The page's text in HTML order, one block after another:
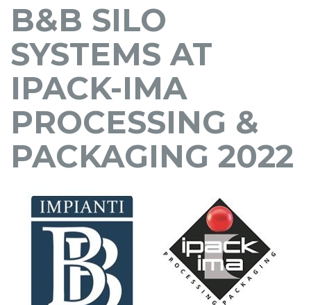
B&B SILO
SYSTEMS AT
IPACK-IMA
PROCESSING &
PACKAGING 2022